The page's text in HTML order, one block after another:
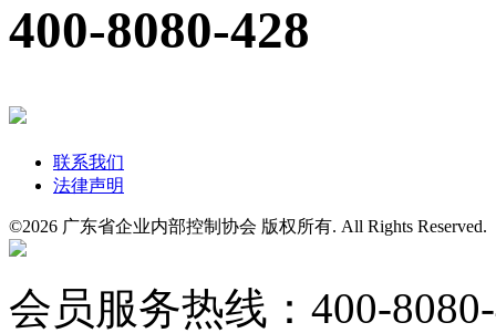
400-8080-428
联系我们
法律声明
©2026 广东省企业内部控制协会 版权所有. All Rights
会员服务热线：400-